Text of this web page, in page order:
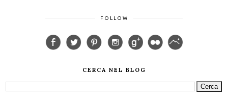
FOLLOW
CERCA NEL BLOG